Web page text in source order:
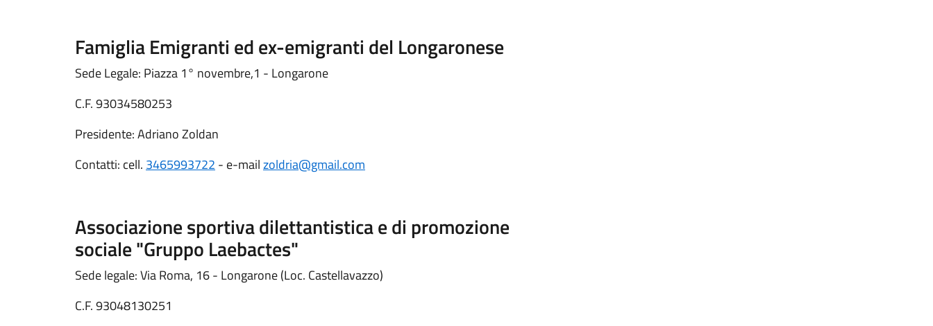
Famiglia Emigranti ed ex-emigranti del Longaronese
Sede Legale: Piazza 1° novembre,1 - Longarone
C.F. 93034580253
Presidente: Adriano Zoldan
Contatti: cell. 3465993722 - e-mailzoldria@gmail.com
Associazione sportiva dilettantistica e di promozione
sociale "Gruppo Laebactes"
Sede legale: Via Roma, 16 - Longarone (Loc. Castellavazzo)
C.F. 93048130251